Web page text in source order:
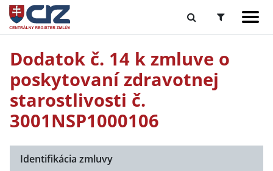
Dodatok č. 14 k zmluve o
poskytovaní zdravotnej
starostlivosti č.
3001NSP1000106
Identifikácia zmluvy